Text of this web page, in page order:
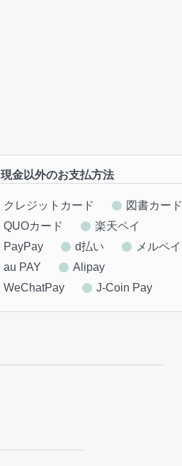
現金以外のお支払方法
クレジットカード
図書カード
QUOカード
楽天ペイ
PayPay
d払い
メルペイ
au PAY
Alipay
WeChatPay
J-Coin Pay